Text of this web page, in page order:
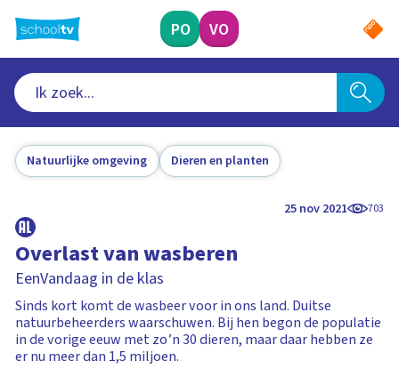
naar
hoofdinhoud
PO VO
Natuurlijke omgeving Dieren en planten
25 nov 2021 703
Overlast van wasberen
EenVandaag in de klas
Sinds kort komt de wasbeer voor in ons land. Duitse
natuurbeheerders waarschuwen. Bij hen begon de populatie
in de vorige eeuw met zo’n 30 dieren, maar daar hebben ze
er nu meer dan 1,5 miljoen.